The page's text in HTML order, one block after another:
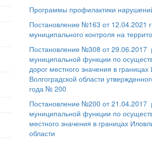
Программы профилактики
Постановление №163 от 12.04.2021
муниципального контроля на
Постановление №308 от 29.06.2017
муниципальной функции по
дорог местного значения в
Волгоградской области
года № 200
Постановление №200 от 21.04.2017
муниципальной функции по
местного значения в границах
области